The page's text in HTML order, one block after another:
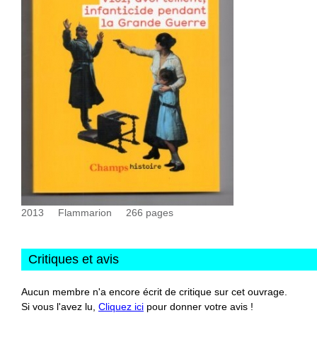
2013 Flammarion 266 pages
Critiques et avis
Aucun membre n'a encore écrit de critique sur cet ouvrage.
Si vous l'avez lu, Cliquez ici pour donner votre avis !